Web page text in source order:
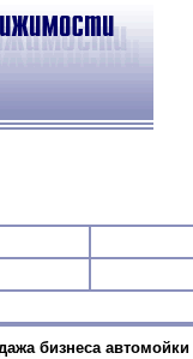
бизнеса автомойки